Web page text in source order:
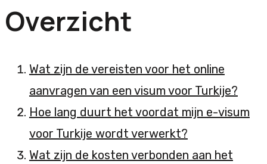
Overzicht
Wat zijn de vereisten voor het online
aanvragen van een visum voor Turkije?
Hoe lang duurt het voordat mijn e-visum
voor Turkije wordt verwerkt?
Wat zijn de kosten verbonden aan het